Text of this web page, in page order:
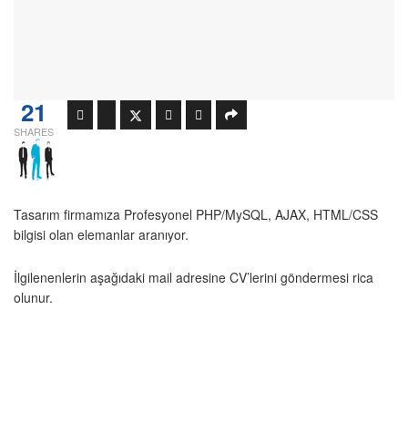
21
SHARES
Tasarım firmamıza Profesyonel PHP/MySQL, AJAX, HTML/CSS
bilgisi olan elemanlar aranıyor.
İlgilenenlerin aşağıdaki mail adresine CV’lerini göndermesi rica
olunur.